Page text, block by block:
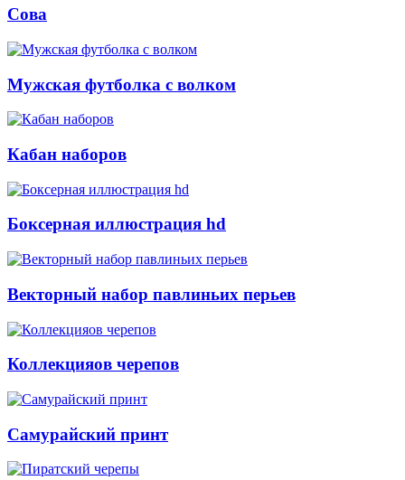
Сова
Мужская футболка с волком
Кабан наборов
Боксерная иллюстрация hd
Векторный набор павлиньих перьев
Коллекцияов черепов
Самурайский принт